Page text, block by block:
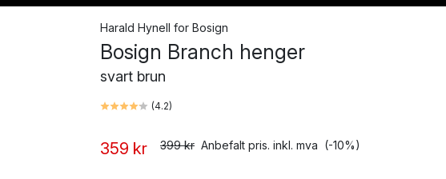
Harald Hynell for Bosign
Bosign Branch henger
svart brun
(4.2)
359 kr 399 kr Anbefalt pris. inkl. mva (-10%)